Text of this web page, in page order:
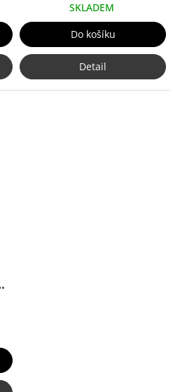
SKLADEM
Do košíku
Detail